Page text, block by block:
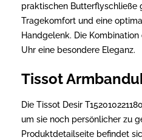
praktischen Butterflyschließe
Tragekomfort und eine
Handgelenk. Die
Uhr eine besondere Eleganz.
Tissot
Die Tissot Desir
um sie noch persönlicher zu
Produktdetailseite befindet